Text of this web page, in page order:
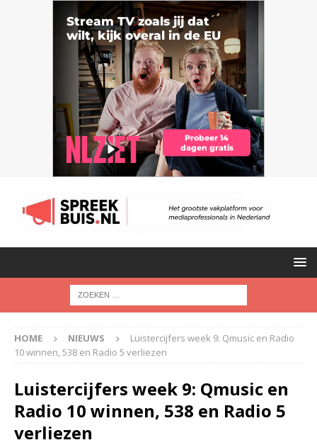
HOME NIEUWS
Luistercijfers week 9: Qmusic en Radio
10 winnen, 538 en Radio 5 verliezen
Luistercijfers week 9: Qmusic en
Radio 10 winnen, 538 en Radio 5
verliezen